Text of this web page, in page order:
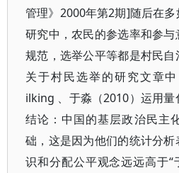
管理》2000年第2期]随后在
研究中，农民的参选率和参
规范，选举公平等都是村民
关于村民选举的研究文章中
ilking 、于淼（2010）运用量
结论：中国的基层政治民主
础，这是因为他们的统计分
识和分配公平观念远远高于“